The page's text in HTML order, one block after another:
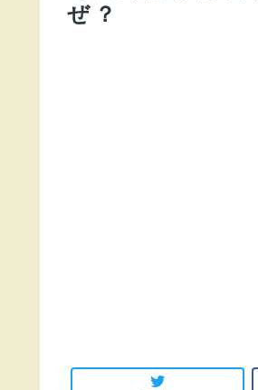
ぜ？